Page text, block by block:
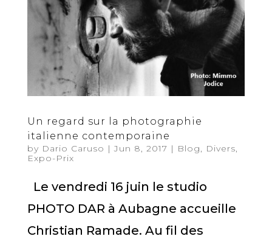
Un regard sur la photographie
italienne contemporaine
by Dario Caruso |Jun 8, 2017 | Blog, Divers,
Expo-Prix
Le vendredi 16 juin le studio
PHOTO DAR à Aubagne accueille
Christian Ramade. Au fil des